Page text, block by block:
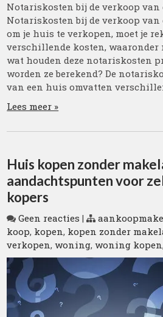
Notariskosten bij de verkoop van
Notariskosten bij de verkoop
om je huis te verkopen, moet je
verschillende kosten,
wat houden deze notariskosten
worden ze berekend? De
van een huis omvatten
Lees meer »
Huis kopen zonder
aandachtspunten voor
kopers
Geen reacties |
koop, kopen, kopen zonder
verkopen,woning,woning kopen,